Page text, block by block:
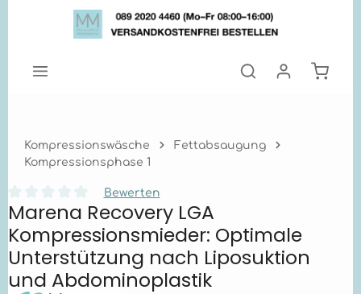
Zum Hauptinhalt springen
Kompressionswäsche
Fettabsaugung
Kompressionsphase 1
Durchschnittliche Bewertung von 0 von 5 Sternen
Bewerten
Marena Recovery LGA
Kompressionsmieder: Optimale
Unterstützung nach Liposuktion
und Abdominoplastik